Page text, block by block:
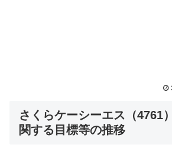
さくらケーシーエス（4761
関する目標等の推移